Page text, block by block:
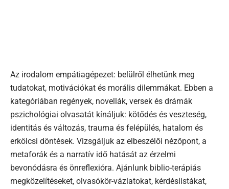
Az irodalom empátiagépezet: belülről élhetünk meg
tudatokat, motivációkat és morális dilemmákat. Ebben a
kategóriában regények, novellák, versek és drámák
pszichológiai olvasatát kínáljuk: kötődés és veszteség,
identitás és változás, trauma és felépülés, hatalom és
erkölcsi döntések. Vizsgáljuk az elbeszélői nézőpont, a
metaforák és a narratív idő hatását az érzelmi
bevonódásra és önreflexióra. Ajánlunk biblio-terápiás
megközelítéseket, olvasókör-vázlatokat, kérdéslistákat,